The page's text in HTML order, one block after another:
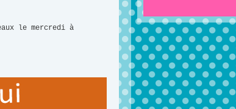
le mercredi à